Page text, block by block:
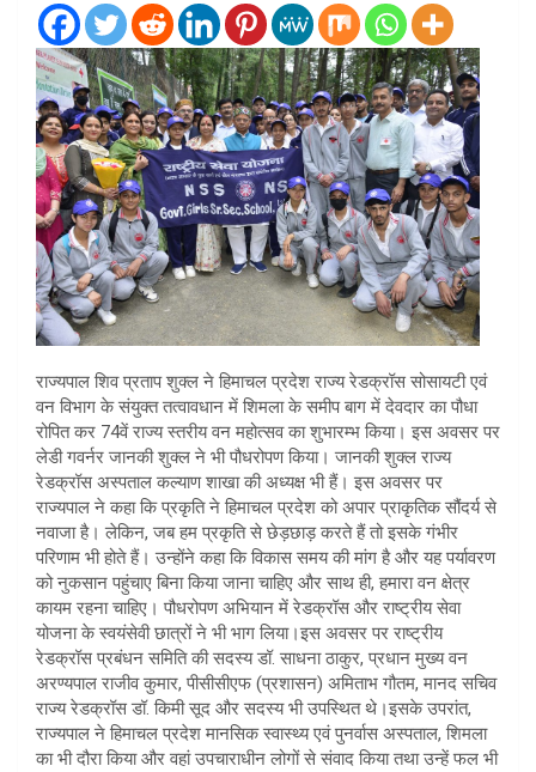
राज्यपाल शिव प्रताप शुक्ल ने हिमाचल प्रदेश राज्य रेडक्रॉस सोसायटी एवं
वन विभाग के संयुक्त तत्वावधान में शिमला के समीप बाग में देवदार का पौधा
रोपित कर 74वें राज्य स्तरीय वन महोत्सव का शुभारम्भ किया। इस अवसर पर
लेडी गवर्नर जानकी शुक्ल ने भी पौधरोपण किया। जानकी शुक्ल राज्य
रेडक्रॉस अस्पताल कल्याण शाखा की अध्यक्ष भी हैं। इस अवसर पर
राज्यपाल ने कहा कि प्रकृति ने हिमाचल प्रदेश को अपार प्राकृतिक सौंदर्य से
नवाजा है। लेकिन, जब हम प्रकृति से छेड़छाड़ करते हैं तो इसके गंभीर
परिणाम भी होते हैं। उन्होंने कहा कि विकास समय की मांग है और यह पर्यावरण
को नुकसान पहुंचाए बिना किया जाना चाहिए और साथ ही, हमारा वन क्षेत्र
कायम रहना चाहिए। पौधरोपण अभियान में रेडक्रॉस और राष्ट्रीय सेवा
योजना के स्वयंसेवी छात्रों ने भी भाग लिया।इस अवसर पर राष्ट्रीय
रेडक्रॉस प्रबंधन समिति की सदस्य डॉ. साधना ठाकुर, प्रधान मुख्य वन
अरण्यपाल राजीव कुमार, पीसीसीएफ (प्रशासन) अमिताभ गौतम, मानद सचिव
राज्य रेडक्रॉस डॉ. किमी सूद और सदस्य भी उपस्थित थे।इसके उपरांत,
राज्यपाल ने हिमाचल प्रदेश मानसिक स्वास्थ्य एवं पुनर्वास अस्पताल, शिमला
का भी दौरा किया और वहां उपचाराधीन लोगों से संवाद किया तथा उन्हें फल भी